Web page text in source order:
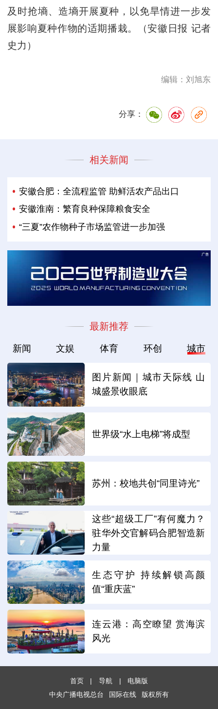
及时抢墒、造墒开展夏种，以免旱情进一步发
展影响夏种作物的适期播栽。（安徽日报 记者
史力）
编辑：刘旭东
分享：
相关新闻
安徽合肥：全流程监管 助鲜活农产品出口
安徽淮南：繁育良种保障粮食安全
“三夏”农作物种子市场监管进一步加强
最新推荐
新闻 文娱 体育 环创 城市
图片新闻｜城市天际线 山
城盛景收眼底
世界级“水上电梯”将成型
苏州：校地共创“同里诗光”
这些“超级工厂”有何魔力？
驻华外交官解码合肥智造新
力量
生态守护 持续解锁高颜
值“重庆蓝”
连云港：高空瞭望 赏海滨
风光
首页 | 导航 |
电脑版
中央广播电视总台
国际在线 版权所有